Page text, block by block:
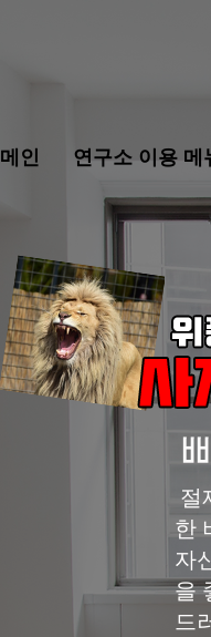
메인 연구소 이용 메
절
한
자
을
드